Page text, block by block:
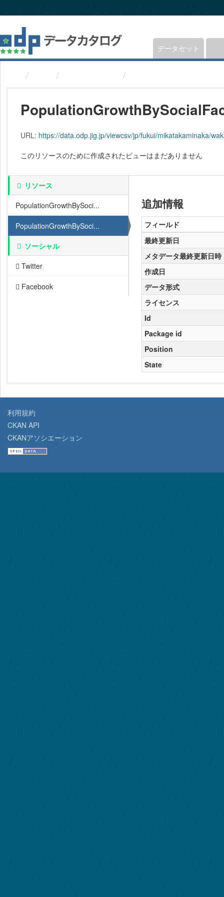
キ
プ
し
て
データセット
URL: https://data.odp.jig.jp/viewcsv/jp/fukui/mikatakaminaka/
このリソースのために作成されたビューはまだありません
リソース
PopulationGrowthBySoci...
PopulationGrowthBySoci...
ソーシャル
Twitter
Facebook
追加情報
フィールド
最終更新日
メタデータ最終更新日時
作成日
データ形式
ライセンス
Id
Package id
Position
State
利用規約
CKAN API
CKANアソシエーション